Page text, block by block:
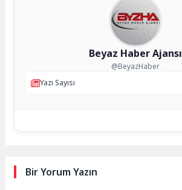
Beyaz Haber Ajansı
@BeyazHaber
Yazı Sayısı
Bir Yorum Yazın